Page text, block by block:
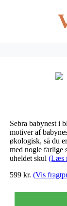
Sebra babynest i
motiver af
økologisk, så du
med nogle farlige
uheldet skul (Læs
599 kr. (Vis